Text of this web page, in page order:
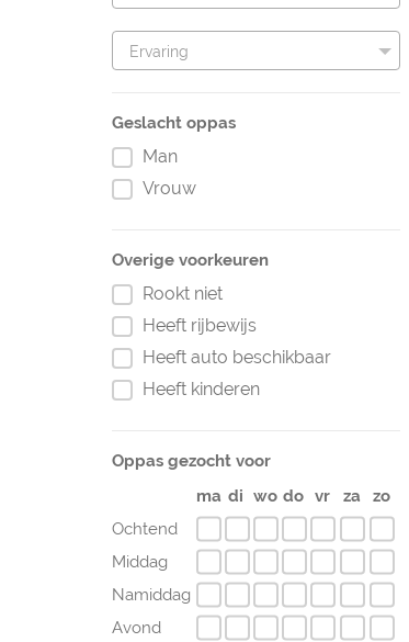
Ervaring
Geslacht oppas
Man
Vrouw
Overige voorkeuren
Rookt niet
Heeft rijbewijs
Heeft auto beschikbaar
Heeft kinderen
Oppas gezocht voor
ma di wo do vr za
zo
Ochtend
Middag
Namiddag
Avond